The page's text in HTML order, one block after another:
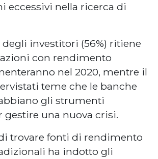
eccessivi nella ricerca di
investitori (56%) ritiene
con rendimento
nel 2020, mentre il
teme che le banche
gli strumenti
gestire una nuova crisi.
trovare fonti di rendimento
ha indotto gli